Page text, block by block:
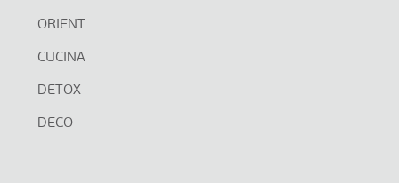
ORIENT
CUCINA
DETOX
DECO